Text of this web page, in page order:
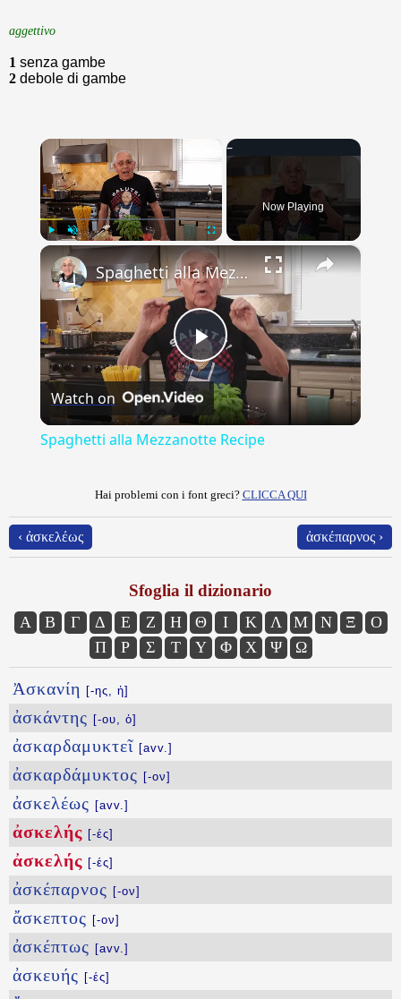
aggettivo
1 senza gambe
2 debole di gambe
Unmute
Now Playing
×
Play
Video
Spaghetti alla Mezzanotte Recipe
Watch on
Spaghetti alla Mezzanotte Recipe
Hai problemi con i font greci? CLICCA QUI
‹ ἀσκελέως ἀσκέπαρνος ›
Sfoglia il dizionario
Α Β Γ Δ Ε Ζ Η Θ Ι Κ Λ Μ Ν Ξ
Ο
Π
Ρ Σ Τ Υ Φ Χ Ψ Ω
Ἀσκανίη [-ης, ἡ]
ἀσκάντης [-ου, ὁ]
ἀσκαρδαμυκτεῖ [avv.]
ἀσκαρδάμυκτος [-ον]
ἀσκελέως [avv.]
ἀσκελής [-ές]
ἀσκελής [-ές]
ἀσκέπαρνος [-ον]
ἄσκεπτος [-ον]
ἀσκέπτως [avv.]
ἀσκευής [-ές]